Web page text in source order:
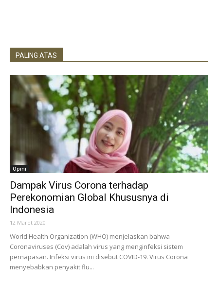
PALING ATAS
Opini
Dampak Virus Corona terhadap
Perekonomian Global Khususnya di
Indonesia
12 Maret 2020
World Health Organization (WHO) menjelaskan bahwa
Coronaviruses (Cov) adalah virus yang menginfeksi sistem
pernapasan. Infeksi virus ini disebut COVID-19. Virus Corona
menyebabkan penyakit flu...